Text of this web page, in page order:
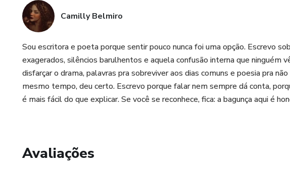
Camilly Belmiro
Sou escritora e poeta porque sentir pouco nunca foi uma opção. Escrevo
exagerados, silêncios barulhentos e aquela confusão interna que ninguém
disfarçar o drama, palavras pra sobreviver aos dias comuns e poesia pra
mesmo tempo, deu certo. Escrevo porque falar nem sempre dá conta,
é mais fácil do que explicar. Se você se reconhece, fica: a bagunça aqui é
Avaliações